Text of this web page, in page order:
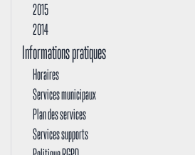
2015
2014
Informations pratiques
Horaires
Services municipaux
Plan des services
Services supports